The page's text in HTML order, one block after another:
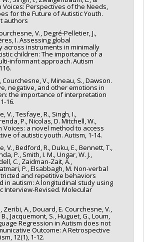
Voices: Perspectives of the Needs,
for the Future of Autistic Youth.
authors
V., Degré‐Pelletier, J.,
I. Assessing global
across instruments in minimally
children: The importance of a
approach. Autism
Courchesne, V., Mineau, S., Dawson.
negative, and other emotions in
the importance of interpretation
16.
V., Tesfaye, R., Singh, I.,
P., Nicolas, D. Mitchell, W.,
Voices: a novel method to access
of autistic youth. Autism, 1-14.
V., Bedford, R., Duku, E., Bennett, T.,
P., Smith, I. M., Ungar, W. J.,
C., Zaidman-Zait, A.,
P., Elsabbagh, M. Non-verbal
and repetitive behaviors
in autism: A longitudinal study using
Interview-Revised. Molecular
Zeribi, A., Douard, E. Courchesne, V.,
Jacquemont, S., Huguet, G., Loum,
Regression in Autism does not
Outcome: A Retrospective
12(1), 1-12.